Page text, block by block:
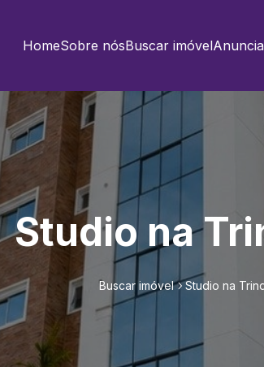
HomeSobre nósBuscar imóvel
Studio na
Buscar imóvel Studio na